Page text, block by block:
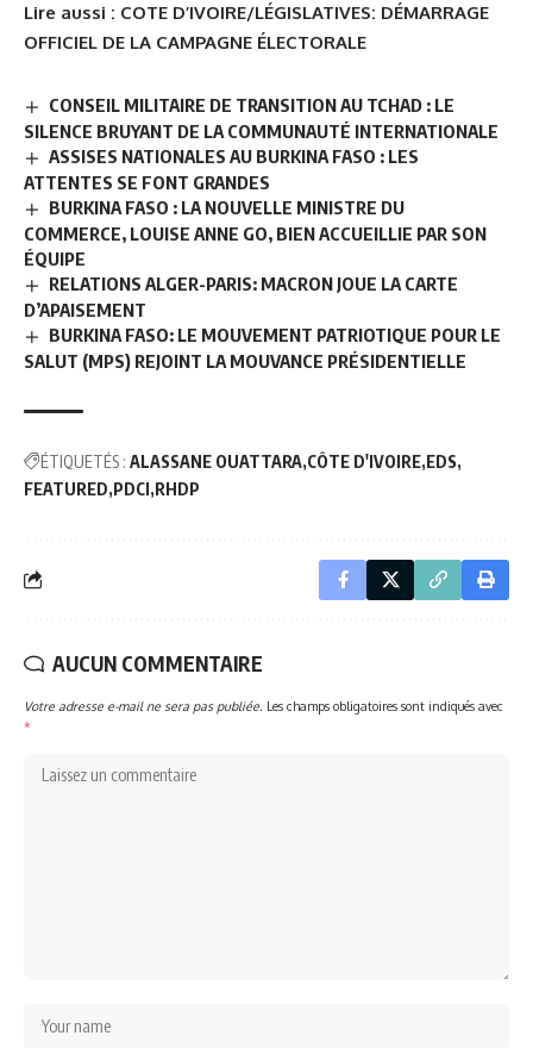
Lire aussi : COTE D’IVOIRE/LÉGISLATIVES: DÉMARRAGE
OFFICIEL DE LA CAMPAGNE ÉLECTORALE
CONSEIL MILITAIRE DE TRANSITION AU TCHAD : LE
SILENCE BRUYANT DE LA COMMUNAUTÉ INTERNATIONALE
ASSISES NATIONALES AU BURKINA FASO : LES
ATTENTES SE FONT GRANDES
BURKINA FASO : LA NOUVELLE MINISTRE DU
COMMERCE, LOUISE ANNE GO, BIEN ACCUEILLIE PAR SON
ÉQUIPE
RELATIONS ALGER-PARIS: MACRON JOUE LA CARTE
D’APAISEMENT
BURKINA FASO: LE MOUVEMENT PATRIOTIQUE POUR LE
SALUT (MPS) REJOINT LA MOUVANCE PRÉSIDENTIELLE
ÉTIQUETÉS : ALASSANE OUATTARA CÔTE D'IVOIRE EDS
FEATURED PDCI RHDP
AUCUN COMMENTAIRE
Votre adresse e-mail ne sera pas publiée. Les champs obligatoires sont indiqués avec
*